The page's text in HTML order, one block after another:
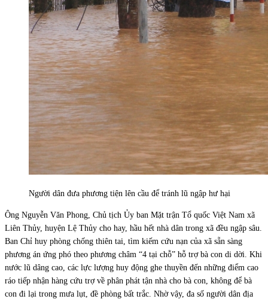
Người dân đưa phương tiện lên cầu để tránh lũ ngập hư hại
Ông Nguyễn Văn Phong, Chủ tịch Ủy ban Mặt trận Tổ quốc Việt Nam xã
Liên Thủy, huyện Lệ Thủy cho hay, hầu hết nhà dân trong xã đều ngập sâu.
Ban Chỉ huy phòng chống thiên tai, tìm kiếm cứu nạn của xã sẵn sàng
phương án ứng phó theo phương châm “4 tại chỗ” hỗ trợ bà con di dời. Khi
nước lũ dâng cao, các lực lượng huy động ghe thuyền đến những điểm cao
ráo tiếp nhận hàng cứu trợ về phân phát tận nhà cho bà con, không để bà
con đi lại trong mưa lụt, đề phòng bất trắc. Nhờ vậy, đa số người dân địa